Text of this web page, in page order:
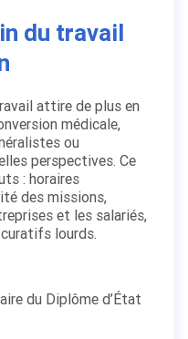
du travail
attire de plus en
médicale,
ou
perspectives. Ce
: horaires
des missions,
et les salariés,
curatifs lourds.
du Diplôme d’État